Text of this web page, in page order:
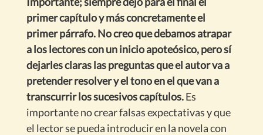
primer capítulo y más concretamente el
primer párrafo. No creo que debamos atrapar
a los lectores con un inicio apoteósico, pero sí
dejarles claras las preguntas que el autor va a
pretender resolver y el tono en el que van a
transcurrir los sucesivos capítulos.Es
importante no crear falsas expectativas y que
el lector se pueda introducir en la novela con